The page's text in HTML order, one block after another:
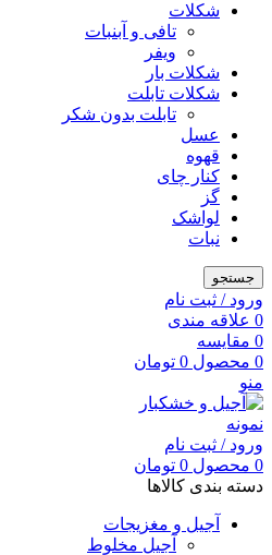
شکلات
تافی و آبنبات
ویفر
شکلات بار
شکلات تابلت
تابلت بدون شکر
عسل
قهوه
کنار چای
گز
لواشک
نبات
جستجو
ورود / ثبت نام
0 علاقه مندی
0 مقایسه
0 محصول 0 تومان
منو
ورود / ثبت نام
0 محصول 0 تومان
دسته بندی کالاها
آجیل و مغزیجات
آجیل مخلوط